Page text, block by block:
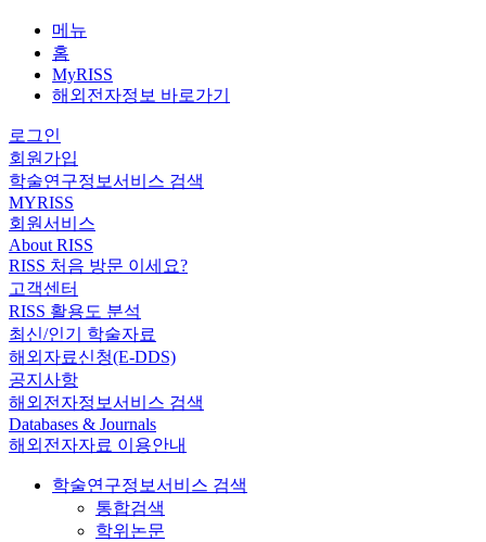
메뉴
홈
MyRISS
해외전자정보 바로가기
로그인
회원가입
학술연구정보서비스 검색
MYRISS
회원서비스
About RISS
RISS 처음 방문 이세요?
고객센터
RISS 활용도 분석
최신/인기 학술자료
해외자료신청(E-DDS)
공지사항
해외전자정보서비스 검색
Databases & Journals
해외전자자료 이용안내
학술연구정보서비스 검색
통합검색
학위논문